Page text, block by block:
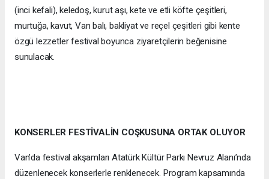
(inci kefali), keledoş, kurut aşı, kete ve etli köfte çeşitleri,
murtuğa, kavut, Van balı, bakliyat ve reçel çeşitleri gibi kente
özgü lezzetler festival boyunca ziyaretçilerin beğenisine
sunulacak.
KONSERLER FESTİVALİN COŞKUSUNA ORTAK OLUYOR
Van’da festival akşamları Atatürk Kültür Parkı Nevruz Alanı’nda
düzenlenecek konserlerle renklenecek. Program kapsamında